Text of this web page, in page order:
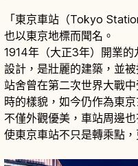
「東京車站（Tokyo
也以東京地標而聞名。
1914年（大正3年）開業
設計，是壯麗的建築，並
站舍曾在第二次世界大戰
時的樣貌，如今仍作為東
不僅外觀優美，車站周邊
使東京車站不只是轉乘點